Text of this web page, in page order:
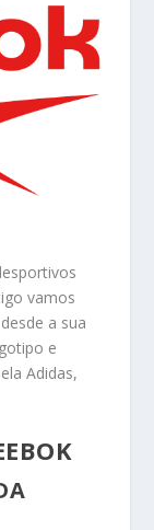
vamos
a sua
e
Adidas,